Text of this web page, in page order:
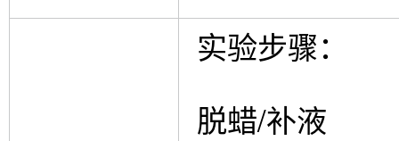
实验步骤：
脱蜡/补液